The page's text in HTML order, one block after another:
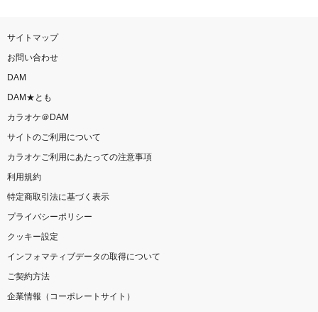
サイトマップ
お問い合わせ
DAM
DAM★とも
カラオケ＠DAM
サイトのご利用について
カラオケご利用にあたっての注意事項
利用規約
特定商取引法に基づく表示
プライバシーポリシー
クッキー設定
インフォマティブデータの取得について
ご契約方法
企業情報（コーポレートサイト）